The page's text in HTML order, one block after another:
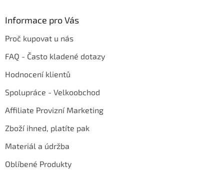
Informace pro Vás
Proč kupovat u nás
FAQ - Často kladené dotazy
Hodnocení klientů
Spolupráce - Velkoobchod
Affiliate Provizní Marketing
Zboží ihned, platíte pak
Materiál a údržba
Oblíbené Produkty